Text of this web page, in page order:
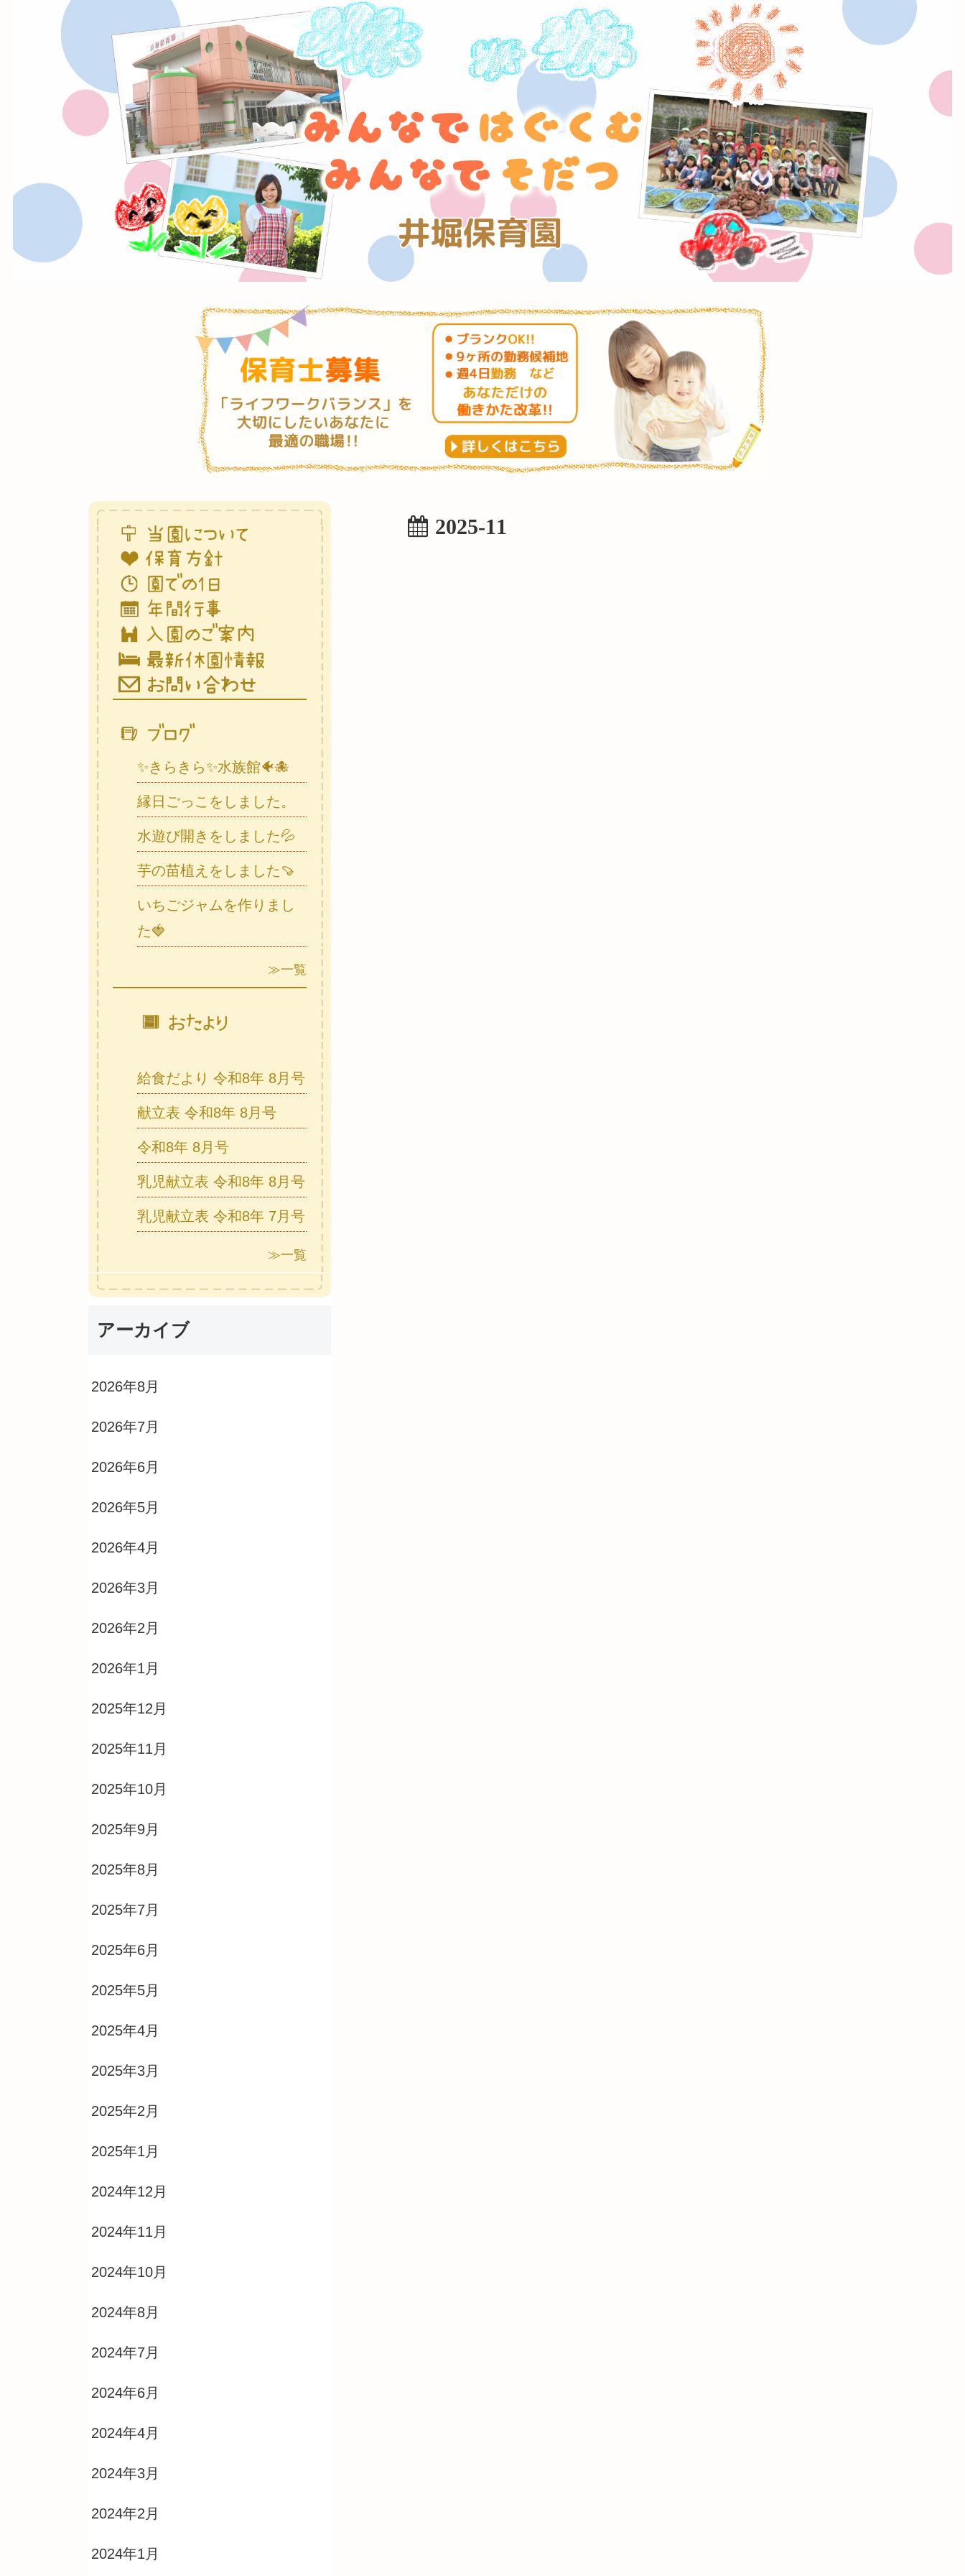
2025-11
✨きらきら✨水族館🐠🐙
縁日ごっこをしました。
水遊び開きをしました💦
芋の苗植えをしました🍠
いちごジャムを作りまし
た🍓
≫一覧
給食だより 令和8年 8月号
献立表 令和8年 8月号
令和8年 8月号
乳児献立表 令和8年 8月号
乳児献立表 令和8年 7月号
≫一覧
アーカイブ
2026年8月
2026年7月
2026年6月
2026年5月
2026年4月
2026年3月
2026年2月
2026年1月
2025年12月
2025年11月
2025年10月
2025年9月
2025年8月
2025年7月
2025年6月
2025年5月
2025年4月
2025年3月
2025年2月
2025年1月
2024年12月
2024年11月
2024年10月
2024年8月
2024年7月
2024年6月
2024年4月
2024年3月
2024年2月
2024年1月